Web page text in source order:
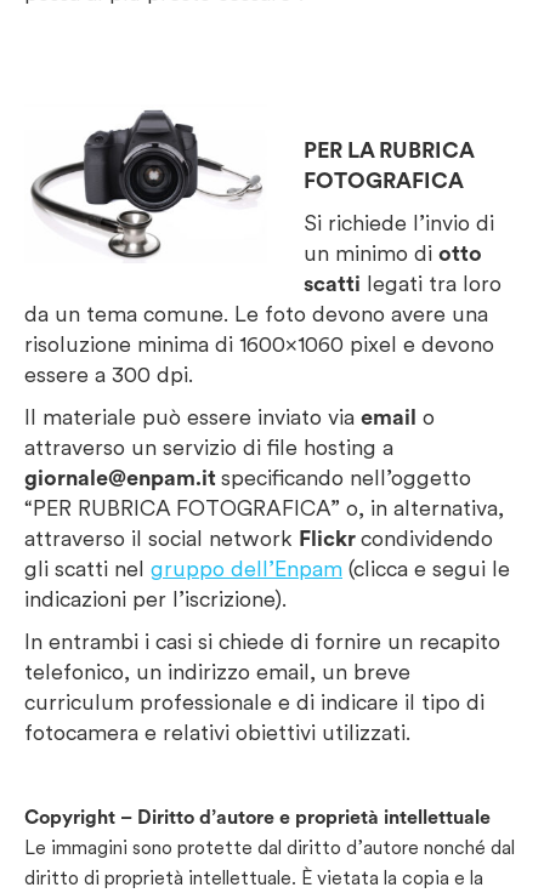
PER LA RUBRICA
FOTOGRAFICA
Si richiede l’invio di
un minimo di otto
scatti legati tra loro
da un tema comune. Le foto devono avere una
risoluzione minima di 1600×1060 pixel e devono
essere a 300 dpi.
Il materiale può essere inviato via email o
attraverso un servizio di file hosting a
giornale@enpam.it specificando nell’oggetto
“PER RUBRICA FOTOGRAFICA” o, in alternativa,
attraverso il social network Flickrcondividendo
gli scatti nel gruppo dell’Enpam (clicca e segui le
indicazioni per l’iscrizione).
In entrambi i casi si chiede di fornire un recapito
telefonico, un indirizzo email, un breve
curriculum professionale e di indicare il tipo di
fotocamera e relativi obiettivi utilizzati.
Copyright – Diritto d’autore e proprietà intellettuale
Le immagini sono protette dal diritto d’autore nonché dal
diritto di proprietà intellettuale. È vietata la copia e la